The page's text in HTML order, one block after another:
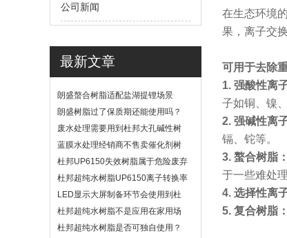
公司新闻
最新文章
朗盛螯合树脂适配盐湖提锂场景
吗？
朗盛树脂过了保质期还能使用吗？
废水处理需要用到杜邦大孔碱性树
脂？
蓝膜水处理经销商不售卖催化剂树
脂
杜邦UP6150失效树脂属于危险废弃
物吗？
杜邦超纯水树脂UP6150离子转换率
高吗？
LED显示大屏制备环节会使用到杜
邦UP6040树脂吗？
杜邦超纯水树脂不是应用在家用场
景
杜邦超纯水树脂是否可独自使用？
在生态环境
果，离子交
可用于去除
1. 强酸性离
子如铜、镍
2. 强碱性离
镉、铊等。
3. 螯合树脂：
于一些难处
4. 选择性离
5. 复合树脂：